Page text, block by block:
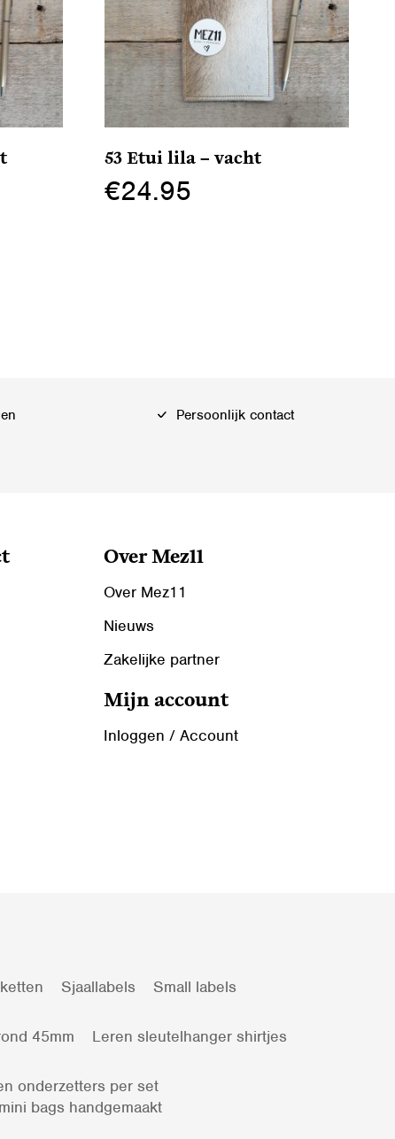
53 Etui lila – vacht
€24.95
Persoonlijk contact
Over Mez11
Over Mez11
Nieuws
Zakelijke partner
Mijn account
Inloggen / Account
Sjaallabels
Small labels
45mm
Leren sleutelhanger shirtjes
onderzetters per set
bags handgemaakt